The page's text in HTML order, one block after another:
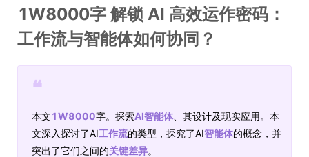
1W8000字 解锁 AI 高效运作密码：
工作流与智能体如何协同？
❝
本文1W8000字。探索AI智能体 、其设计及现实应用。本
文深入探讨了AI工作流的类型，探究了AI智能体的概念，并
突出了它们之间的关键差异。